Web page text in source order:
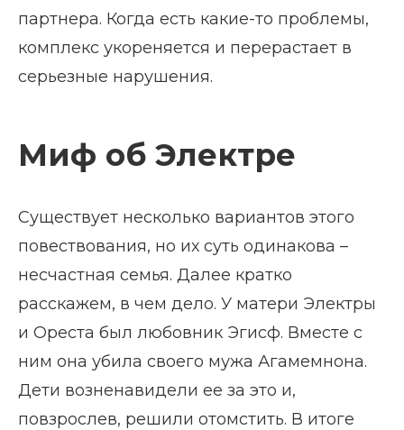
партнера. Когда есть какие-то проблемы,
комплекс укореняется и перерастает в
серьезные нарушения.
Миф об Электре
Существует несколько вариантов этого
повествования, но их суть одинакова –
несчастная семья. Далее кратко
расскажем, в чем дело. У матери Электры
и Ореста был любовник Эгисф. Вместе с
ним она убила своего мужа Агамемнона.
Дети возненавидели ее за это и,
повзрослев, решили отомстить. В итоге